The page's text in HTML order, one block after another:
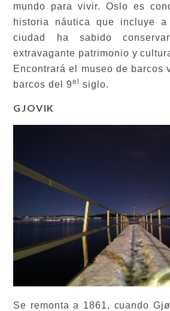
mundo para vivir. Oslo es
historia náutica que incluye
ciudad ha sabido
extravagante patrimonio y
Encontrará el museo de barcos
barcos del 9el siglo.
GJOVIK
Se remonta a 1861, cuando